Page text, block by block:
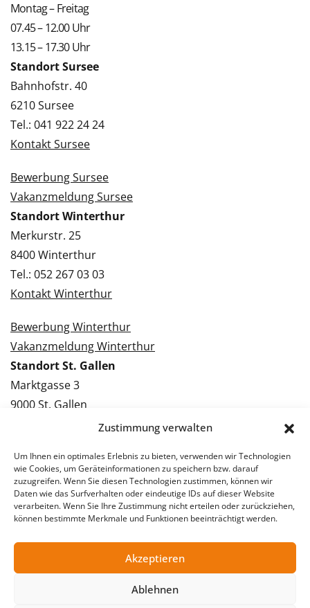
Zustimmung verwalten
Um Ihnen ein optimales Erlebnis zu bieten, verwenden wir Technologien
wie Cookies, um Geräteinformationen zu speichern bzw. darauf
zuzugreifen. Wenn Sie diesen Technologien zustimmen, können wir
Daten wie das Surfverhalten oder eindeutige IDs auf dieser Website
verarbeiten. Wenn Sie Ihre Zustimmung nicht erteilen oder zurückziehen,
können bestimmte Merkmale und Funktionen beeinträchtigt werden.
Akzeptieren
Ablehnen
Montag – Freitag
07.45 – 12.00 Uhr
13.15 – 17.30 Uhr
Standort Sursee
Bahnhofstr. 40
6210 Sursee
Tel.: 041 922 24 24
Kontakt Sursee
Bewerbung Sursee
Vakanzmeldung Sursee
Standort Winterthur
Merkurstr. 25
8400 Winterthur
Tel.: 052 267 03 03
Kontakt Winterthur
Bewerbung Winterthur
Vakanzmeldung Winterthur
Standort St. Gallen
Marktgasse 3
9000 St. Gallen
Tel.: 071 228 09 09
Bewerbung St. Gallen
Vakanzmeldung St. Gallen
© 2026 Stellentreff AG